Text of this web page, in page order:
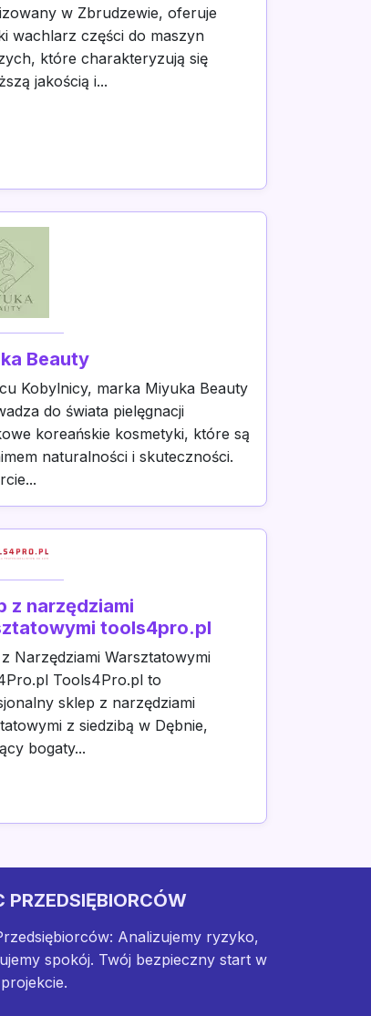
w Zbrudzewie, oferuje
wachlarz części do maszyn
które charakteryzują się
jakością i...
Beauty
Kobylnicy, marka Miyuka Beauty
do świata pielęgnacji
koreańskie kosmetyki, które są
naturalności i skuteczności.
z narzędziami
tools4pro.pl
Narzędziami Warsztatowymi
Tools4Pro.pl to
sklep z narzędziami
z siedzibą w Dębnie,
bogaty...
PRZEDSIĘBIORCÓW
Analizujemy ryzyko,
spokój. Twój bezpieczny start w